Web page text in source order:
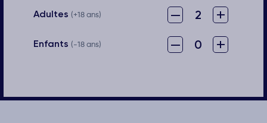
Adultes (+18 ans) – 2 +
Enfants (-18 ans) – 0 +